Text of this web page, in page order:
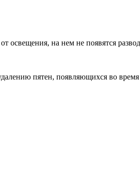
освещения, на нем не появятся
пятен, появляющихся во